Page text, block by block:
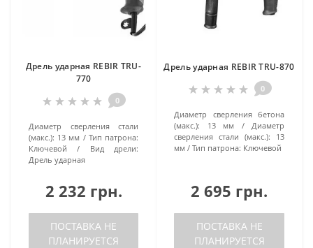
Дрель ударная REBIR TRU-
770
0
Диаметр сверления стали
(макс.): 13 мм
Тип патрона:
Ключевой
Вид дрели:
Дрель ударная
2 232 грн.
ПОСТАВКА НЕ
ПЛАНИРУЕТСЯ
Дрель ударная REBIR TRU-870
0
Диаметр сверления бетона
(макс.):
13 мм
Диаметр
сверления стали (макс.):
13
мм
Тип патрона: Ключевой
2 695 грн.
ПОСТАВКА НЕ
ПЛАНИРУЕТСЯ